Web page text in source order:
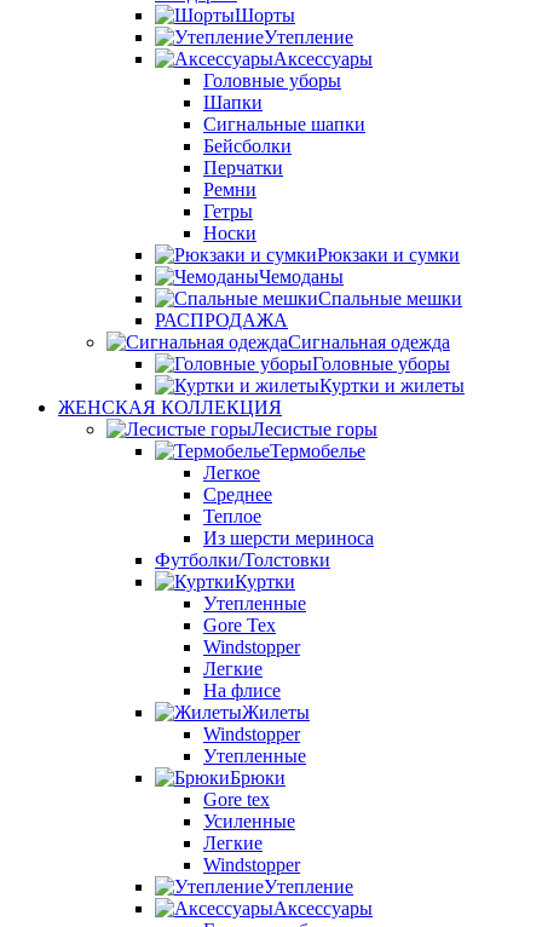
Шорты
Утепление
Аксессуары
Головные уборы
Шапки
Сигнальные шапки
Бейсболки
Перчатки
Ремни
Гетры
Носки
Рюкзаки и сумки
Чемоданы
Спальные мешки
РАСПРОДАЖА
Сигнальная одежда
Головные уборы
Куртки и жилеты
ЖЕНСКАЯ КОЛЛЕКЦИЯ
Лесистые горы
Термобелье
Легкое
Среднее
Теплое
Из шерсти мериноса
Футболки/Толстовки
Куртки
Утепленные
Gore Tex
Windstopper
Легкие
На флисе
Жилеты
Windstopper
Утепленные
Брюки
Gore tex
Усиленные
Легкие
Windstopper
Утепление
Аксессуары